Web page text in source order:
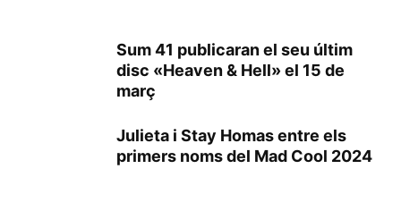
Sum 41 publicaran el seu últim
disc «Heaven & Hell» el 15 de
març
Julieta i Stay Homas entre els
primers noms del Mad Cool 2024